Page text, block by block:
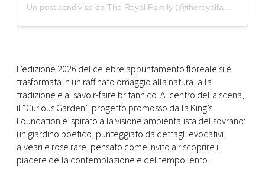
Un post condiviso da The Royal Family (@theroyalfamily)
L’edizione 2026 del celebre appuntamento floreale si è
trasformata in un raffinato omaggio alla natura, alla
tradizione e al savoir-faire britannico. Al centro della scena,
il “Curious Garden”, progetto promosso dalla King’s
Foundation e ispirato alla visione ambientalista del sovrano:
un giardino poetico, punteggiato da dettagli evocativi,
alveari e rose rare, pensato come invito a riscoprire il
piacere della contemplazione e del tempo lento.